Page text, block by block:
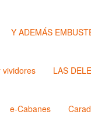
Y ADEMÁS
vividores LAS
e-Cabanes